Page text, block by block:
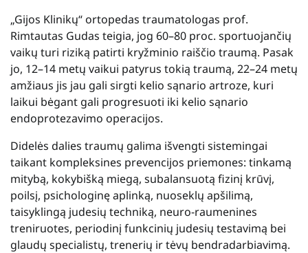
„Gijos Klinikų“ ortopedas traumatologas prof.
Rimtautas Gudas teigia, jog 60–80 proc. sportuojančių
vaikų turi riziką patirti kryžminio raiščio traumą. Pasak
jo, 12–14 metų vaikui patyrus tokią traumą, 22–24 metų
amžiaus jis jau gali sirgti kelio sąnario artroze, kuri
laikui bėgant gali progresuoti iki kelio sąnario
endoprotezavimo operacijos.
Didelės dalies traumų galima išvengti sistemingai
taikant kompleksines prevencijos priemones: tinkamą
mitybą, kokybišką miegą, subalansuotą fizinį krūvį,
poilsį, psichologinę aplinką, nuoseklų apšilimą,
taisyklingą judesių techniką, neuro-raumenines
treniruotes, periodinį funkcinių judesių testavimą bei
glaudų specialistų, trenerių ir tėvų bendradarbiavimą.